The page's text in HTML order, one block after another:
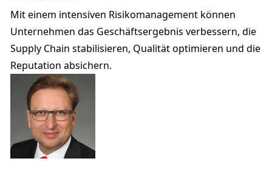
Mit einem intensiven Risikomanagement können
Unternehmen das Geschäftsergebnis verbessern, die
Supply Chain stabilisieren, Qualität optimieren und die
Reputation absichern.